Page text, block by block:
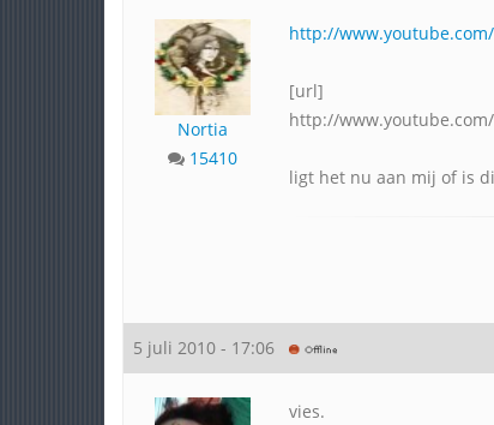
Nortia
15410
http://www.youtube.com/
[url]
http://
ligt het nu aan mij of is
5 juli 2010 - 17:06
vies.